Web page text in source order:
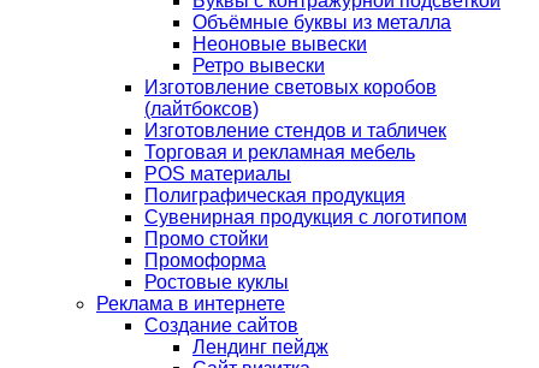
Объёмные буквы из металла
Неоновые вывески
Ретро вывески
Изготовление световых коробов
(лайтбоксов)
Изготовление стендов и табличек
Торговая и рекламная мебель
POS материалы
Полиграфическая продукция
Сувенирная продукция с логотипом
Промо стойки
Промоформа
Ростовые куклы
Реклама в интернете
Создание сайтов
Лендинг пейдж